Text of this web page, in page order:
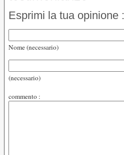
Esprimi la tua opinione :
Nome (necessario)
(necessario)
commento :